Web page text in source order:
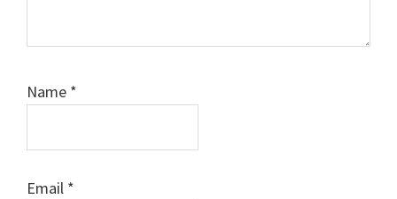
Name *
Email *